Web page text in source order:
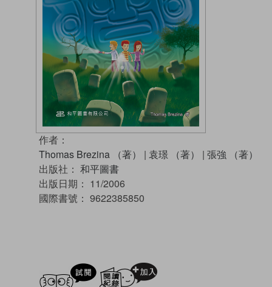
作者：
Thomas Brezina （著）
| 袁璟 （著） | 張強 （著）
出版社： 和平圖書
出版日期： 11/2006
國際書號： 9622385850
試閲